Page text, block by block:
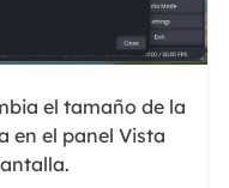
el tamaño de la
en el panel Vista